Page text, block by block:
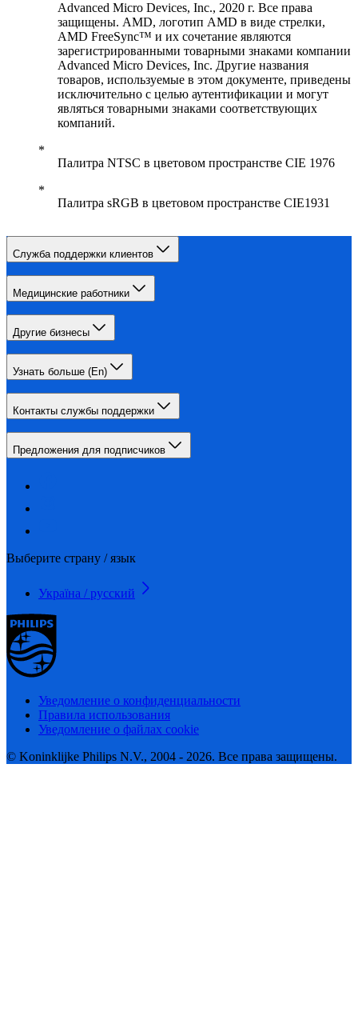
Advanced Micro Devices, Inc., 2020 г. Все права
защищены. AMD, логотип AMD в виде стрелки,
AMD FreeSync™ и их сочетание являются
зарегистрированными товарными знаками компании
Advanced Micro Devices, Inc. Другие названия
товаров, используемые в этом документе, приведены
исключительно с целью аутентификации и могут
являться товарными знаками соответствующих
компаний.
Палитра NTSC в цветовом пространстве CIE 1976
Палитра sRGB в цветовом пространстве CIE1931
Служба поддержки клиентов
Медицинские работники
Другие бизнесы
Узнать больше (En)
Контакты службы поддержки
Предложения для подписчиков
Выберите страну / язык
Україна / русский
Уведомление о конфиденциальности
Правила использования
Уведомление о файлах cookie
© Koninklijke Philips N.V., 2004 - 2026. Все права защищены.